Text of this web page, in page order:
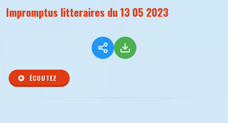
Impromptus litteraires du 13 05 2023
ÉCOUTEZ